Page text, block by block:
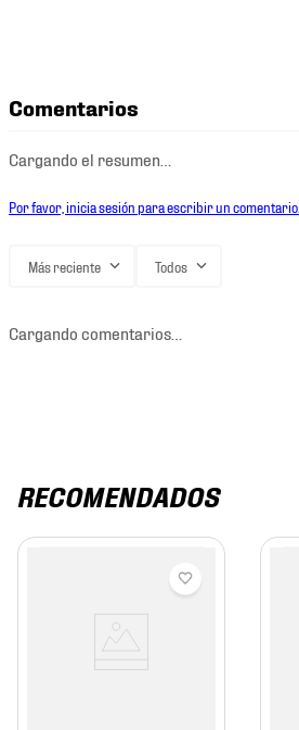
Comentarios
Cargando el resumen…
Por favor, inicia sesión para escribir un comentario.
Más reciente Todos
Cargando comentarios…
RECOMENDADOS